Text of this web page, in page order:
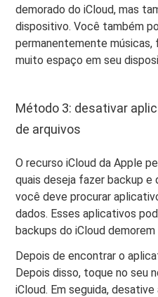
demorado do iCloud, mas
dispositivo. Você também
permanentemente
muito espaço em seu
Método 3: desativar
de arquivos
O recurso iCloud da Apple
quais deseja fazer backup e
você deve procurar
dados. Esses aplicativos
backups do iCloud demorem
Depois de encontrar o
Depois disso, toque no seu
iCloud. Em seguida,